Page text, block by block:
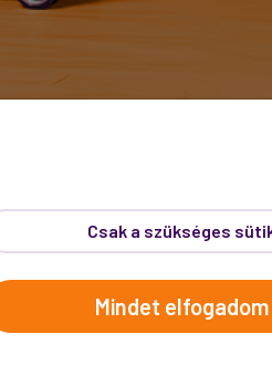
a legjobb, ha közvetlenül
utazási
hírekért.
Csak a szükséges
Mindet elfogadom